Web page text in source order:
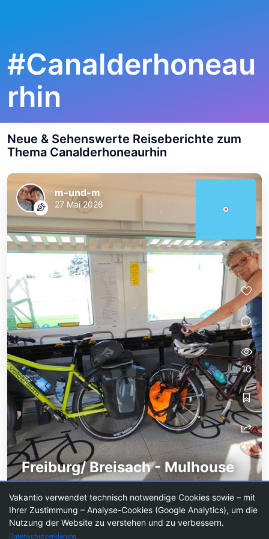
#Canalderhoneau
rhin
Neue & Sehenswerte Reiseberichte zum
Thema Canalderhoneaurhin
Freiburg/ Breisach - Mulhouse
mehreren Regionen Frankreichs der heißeste Tag,
der jemals im Mai gemessen wurde.
m-und-m
27 Mai 2026
10
Vakantio verwendet technisch notwendige Cookies sowie – mit
Ihrer Zustimmung – Analyse-Cookies (Google Analytics), um die
Nutzung der Website zu verstehen und zu verbessern.
Datenschutzerklärung